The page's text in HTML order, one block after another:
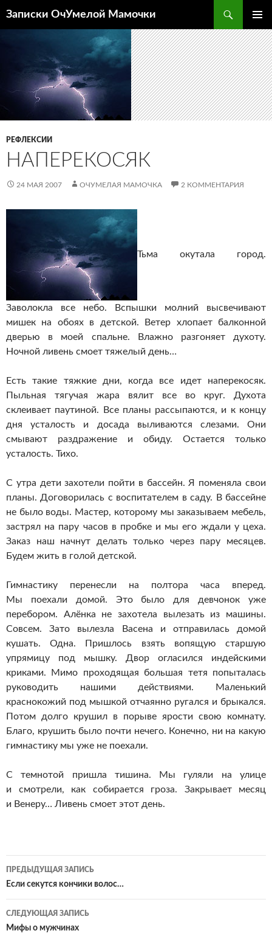
Записки ОчУмелой Мамочки
МЕНЮ
РЕФЛЕКСИИ
НАПЕРЕКОСЯК
24 МАЯ 2007 ОЧУМЕЛАЯ МАМОЧКА 2 КОММЕНТАРИЯ
Тьма окутала город.
Заволокла все небо. Вспышки молний высвечивают
мишек на обоях в детской. Ветер хлопает балконной
дверью в моей спальне. Влажно разгоняет духоту.
Ночной ливень смоет тяжелый день…
Есть такие тяжкие дни, когда все идет наперекосяк.
Пыльная тягучая жара вялит все во круг. Духота
склеивает паутиной. Все планы рассыпаются, и к концу
дня усталость и досада выливаются слезами. Они
смывают раздражение и обиду. Остается только
усталость. Тихо.
С утра дети захотели пойти в бассейн. Я поменяла свои
планы. Договорилась с воспитателем в саду. В бассейне
не было воды. Мастер, которому мы заказываем мебель,
застрял на пару часов в пробке и мы его ждали у цеха.
Заказ наш начнут делать только через пару месяцев.
Будем жить в голой детской.
Гимнастику перенесли на полтора часа вперед.
Мы поехали домой. Это было для девчонок уже
перебором. Алёнка не захотела вылезать из машины.
Совсем. Зато вылезла Васена и отправилась домой
кушать. Одна. Пришлось взять вопящую старшую
упрямицу под мышку. Двор огласился индейскими
криками. Мимо проходящая большая тетя попыталась
руководить нашими действиями. Маленький
краснокожий под мышкой отчаянно ругался и брыкался.
Потом долго крушил в порыве ярости свою комнату.
Благо, крушить было почти нечего. Конечно, ни на какую
гимнастику мы уже не поехали.
С темнотой пришла тишина. Мы гуляли на улице
и смотрели, как собирается гроза. Закрывает месяц
и Венеру… Ливень смоет этот день.
Навигация
по
записям
ПРЕДЫДУЩАЯ ЗАПИСЬ
Если секутся кончики волос…
СЛЕДУЮЩАЯ ЗАПИСЬ
Мифы о мужчинах